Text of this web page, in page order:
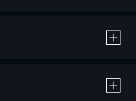
ド決済による作品の購入 / レンタルです。
/ レンタルは、20％のポイント還元です。